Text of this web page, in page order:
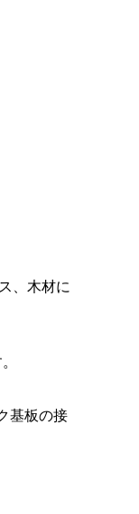
、木材に
基板の接